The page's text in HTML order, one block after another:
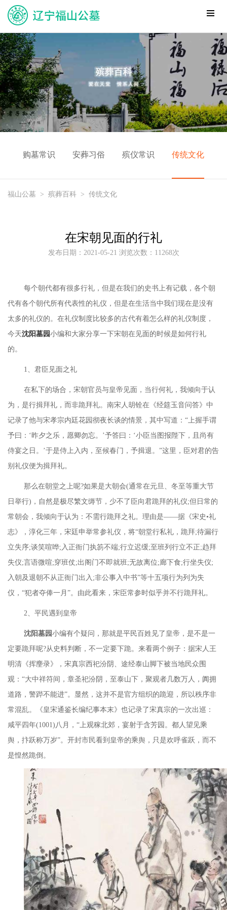
购墓常识 安葬习俗 殡仪常识 传统文化
福山公墓 > 殡葬百科 > 传统文化
在宋朝见面的行礼
发布日期：2021-05-21 浏览次数：11268次
每个朝代都有很多行礼，但是在我们的史书上有记载，各个朝
代有各个朝代所有代表性的礼仪，但是在生活当中我们现在是没有
太多的礼仪的。在礼仪制度比较多的古代有着怎么样的礼仪制度，
今天沈阳墓园小编和大家分享一下宋朝在见面的时候是如何行礼
的。
1、君臣见面之礼
在私下的场合，宋朝官员与皇帝见面，当行何礼，我倾向于认
为，是行揖拜礼，而非跪拜礼。南宋人胡铨在《经筵玉音问答》中
记录了他与宋孝宗内廷花园彻夜长谈的情景，其中写道： “上握手谓
予曰：‘昨夕之乐，愿卿勿忘。’予答曰：‘小臣当图报陛下，且尚有
侍宴之日。’于是侍上入内，至候春门，予揖退。”这里，臣对君的告
别礼仪便为揖拜礼。
那么在朝堂之上呢?如果是大朝会(通常在元旦、冬至等重大节
日举行)，自然是极尽繁文缛节，少不了臣向君跪拜的礼仪;但日常的
常朝会，我倾向于认为：不需行跪拜之礼。理由是——据《宋史•礼
志》，淳化三年，宋廷申举常参礼仪，将“朝堂行私礼，跪拜;待漏行
立失序;谈笑喧哗;入正衙门执笏不端;行立迟缓;至班列行立不正;趋拜
失仪;言语微喧;穿班仗;出阁门不即就班;无故离位;廊下食;行坐失仪;
入朝及退朝不从正衙门出入;非公事入中书”等十五项行为列为失
仪，“犯者夺俸一月”。由此看来，宋臣常参时似乎并不行跪拜礼。
2、平民遇到皇帝
沈阳墓园小编有个疑问，那就是平民百姓见了皇帝，是不是一
定要跪拜呢?从史料判断，不一定要下跪。来看两个例子：据宋人王
明清《挥麈录》，宋真宗西祀汾阴、途经泰山脚下被当地民众围
观：“大中祥符间，章圣祀汾阴，至泰山下，聚观者几数万人，阗拥
道路，警跸不能进”。显然，这并不是官方组织的跪迎，所以秩序非
常混乱。《皇宋通鉴长编纪事本末》也记录了宋真宗的一次出巡：
咸平四年(1001)八月，“上观稼北郊，宴射于含芳园。都人望见乘
舆，抃跃称万岁”。开封市民看到皇帝的乘舆，只是欢呼雀跃，而不
是惶然跪倒。